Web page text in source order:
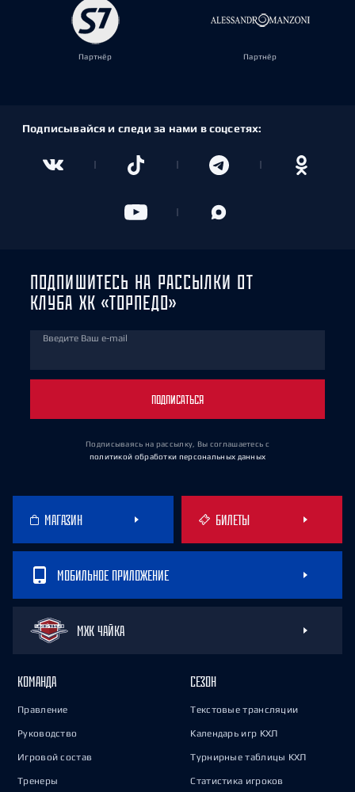
Партнёр Партнёр
Подписывайся и следи за нами в соцсетях:
ПОДПИШИТЕСЬ НА РАССЫЛКИ ОТ
КЛУБА ХК «ТОРПЕДО»
Введите Ваш e-mail
ПОДПИСАТЬСЯ
Подписываясь на рассылку, Вы соглашаетесь с
политикой обработки персональных данных
МАГАЗИН БИЛЕТЫ
МОБИЛЬНОЕ ПРИЛОЖЕНИЕ
МХК ЧАЙКА
КОМАНДА
Правление
Руководство
Игровой состав
Тренеры
СЕЗОН
Текстовые трансляции
Календарь игр КХЛ
Турнирные таблицы КХЛ
Статистика игроков